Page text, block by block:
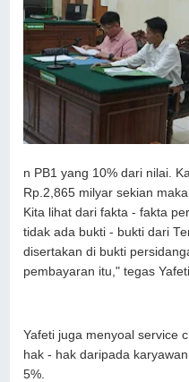
n PB1 yang 10% dari nilai.
Rp.2,865 milyar sekian
Kita lihat dari fakta - fakta
tidak ada bukti - bukti dari
disertakan di bukti
pembayaran itu," tegas
Yafeti juga menyoal service
hak - hak daripada
5%.